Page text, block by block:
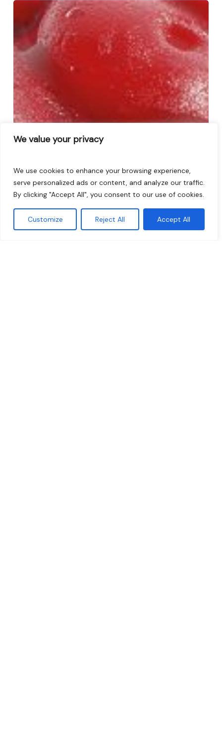
We value your privacy
We use cookies to enhance your browsing experience,
serve personalized ads or content, and analyze our traffic.
By clicking "Accept All", you consent to our use of cookies.
Customize Reject All Accept All
Circular
Food
System
Lab